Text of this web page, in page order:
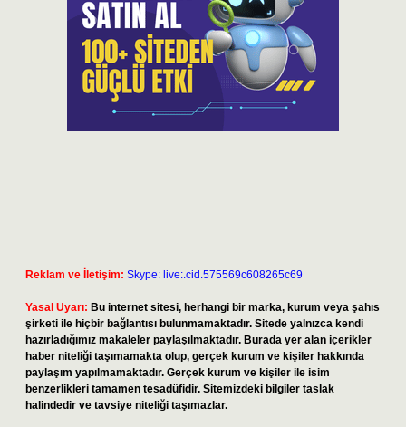
Reklam ve İletişim: Skype: live:.cid.575569c608265c69
Yasal Uyarı: Bu internet sitesi, herhangi bir marka, kurum veya şahıs
şirketi ile hiçbir bağlantısı bulunmamaktadır. Sitede yalnızca kendi
hazırladığımız makaleler paylaşılmaktadır. Burada yer alan içerikler
haber niteliği taşımamakta olup, gerçek kurum ve kişiler hakkında
paylaşım yapılmamaktadır. Gerçek kurum ve kişiler ile isim
benzerlikleri tamamen tesadüfidir. Sitemizdeki bilgiler taslak
halindedir ve tavsiye niteliği taşımazlar.